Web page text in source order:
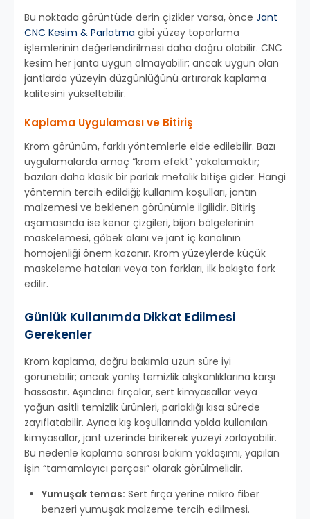
Bu noktada görüntüde derin çizikler varsa, önce Jant
CNC Kesim & Parlatma gibi yüzey toparlama
işlemlerinin değerlendirilmesi daha doğru olabilir. CNC
kesim her janta uygun olmayabilir; ancak uygun olan
jantlarda yüzeyin düzgünlüğünü artırarak kaplama
kalitesini yükseltebilir.
Kaplama Uygulaması ve Bitiriş
Krom görünüm, farklı yöntemlerle elde edilebilir. Bazı
uygulamalarda amaç “krom efekt” yakalamaktır;
bazıları daha klasik bir parlak metalik bitişe gider. Hangi
yöntemin tercih edildiği; kullanım koşulları, jantın
malzemesi ve beklenen görünümle ilgilidir. Bitiriş
aşamasında ise kenar çizgileri, bijon bölgelerinin
maskelemesi, göbek alanı ve jant iç kanalının
homojenliği önem kazanır. Krom yüzeylerde küçük
maskeleme hataları veya ton farkları, ilk bakışta fark
edilir.
Günlük Kullanımda Dikkat Edilmesi
Gerekenler
Krom kaplama, doğru bakımla uzun süre iyi
görünebilir; ancak yanlış temizlik alışkanlıklarına karşı
hassastır. Aşındırıcı fırçalar, sert kimyasallar veya
yoğun asitli temizlik ürünleri, parlaklığı kısa sürede
zayıflatabilir. Ayrıca kış koşullarında yolda kullanılan
kimyasallar, jant üzerinde birikerek yüzeyi zorlayabilir.
Bu nedenle kaplama sonrası bakım yaklaşımı, yapılan
işin “tamamlayıcı parçası” olarak görülmelidir.
Yumuşak temas: Sert fırça yerine mikro fiber
benzeri yumuşak malzeme tercih edilmesi.